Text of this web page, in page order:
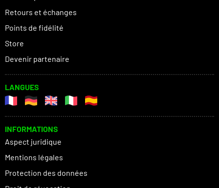
Retours et échanges
Points de fidélité
Store
Devenir partenaire
LANGUES
INFORMATIONS
Aspect juridique
Mentions légales
Protection des données